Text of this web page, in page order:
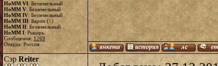
HoMM VI: Безземельный
HoMM V: Безземельный
HoMM IV: Безземельный
HoMM III: Барон (1)
HoMM II: Безземельный
HoMM I: Рыцарь
Сообщения: 1269
Откуда: Россия
Сэр Reiter